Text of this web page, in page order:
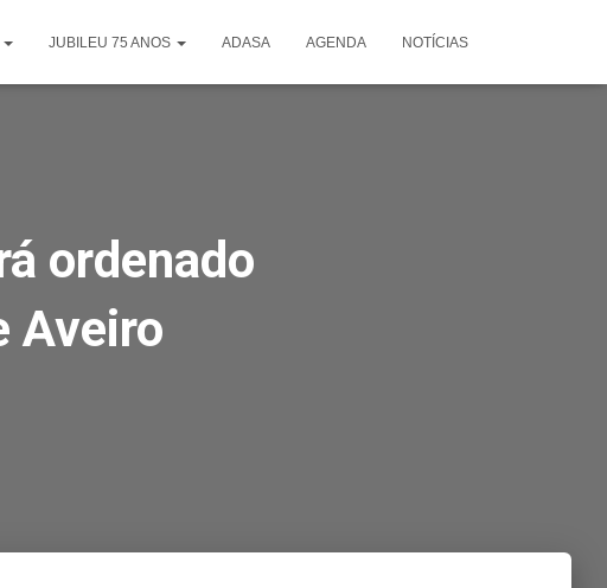
JUBILEU 75 ANOS ADASA AGENDA NOTÍCIAS
ordenado
Aveiro